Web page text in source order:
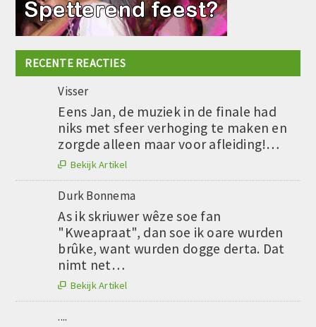
RECENTE REACTIES
Visser
Eens Jan, de muziek in de finale had
niks met sfeer verhoging te maken en
zorgde alleen maar voor afleiding!…
 Bekijk Artikel
Durk Bonnema
As ik skriuwer wêze soe fan
"Kweapraat", dan soe ik oare wurden
brûke, want wurden dogge derta. Dat
nimt net…
 Bekijk Artikel
....